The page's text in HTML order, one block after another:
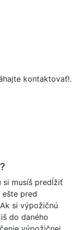
kontaktovať!.
si musíš predĺžiť
pred
si výpožičnú
do daného